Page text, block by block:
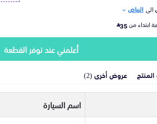
الى الرياض
من35
أعلمني عند توفر القطعة
عروض أخرى (2)
اسم السيارة